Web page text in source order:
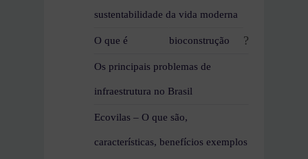
sustentabilidade da vida moderna
O que é bioconstrução ?
Os principais problemas de
infraestrutura no Brasil
Ecovilas – O que são,
características, benefícios exemplos